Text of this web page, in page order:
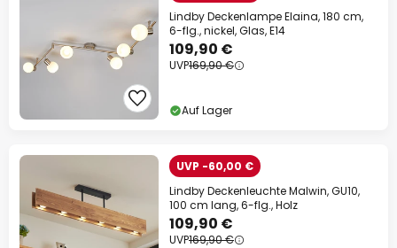
Lindby Deckenlampe Elaina, 180 cm,
6-flg., nickel, Glas, E14
109,90 €
UVP169,90 €
Auf Lager
UVP -60,00 €
Lindby Deckenleuchte Malwin, GU10,
100 cm lang, 6-flg., Holz
109,90 €
UVP169,90 €